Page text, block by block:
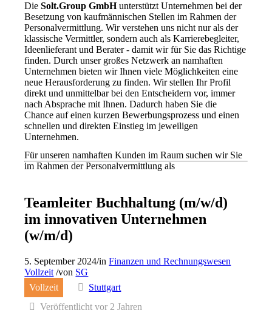
DieSolt.Group GmbHunterstützt Unternehmen bei der
Besetzung von kaufmännischen Stellen im Rahmen der
Personalvermittlung. Wir verstehen uns nicht nur als der
klassische Vermittler, sondern auch als Karrierebegleiter,
Ideenlieferant und Berater - damit wir für Sie das Richtige
finden. Durch unser großes Netzwerk an namhaften
Unternehmen bieten wir Ihnen viele Möglichkeiten eine
neue Herausforderung zu finden. Wir stellen Ihr Profil
direkt und unmittelbar bei den Entscheidern vor, immer
nach Absprache mit Ihnen. Dadurch haben Sie die
Chance auf einen kurzen Bewerbungsprozess und einen
schnellen und direkten Einstieg im jeweiligen
Unternehmen.
Für unseren namhaften Kunden im Raum suchen wir Sie
im Rahmen der Personalvermittlung als
Teamleiter Buchhaltung (m/w/d)
im innovativen Unternehmen
(w/m/d)
5. September 2024/inFinanzen und Rechnungswesen
Vollzeit /von SG
Vollzeit
Stuttgart
Veröffentlicht vor 2 Jahren